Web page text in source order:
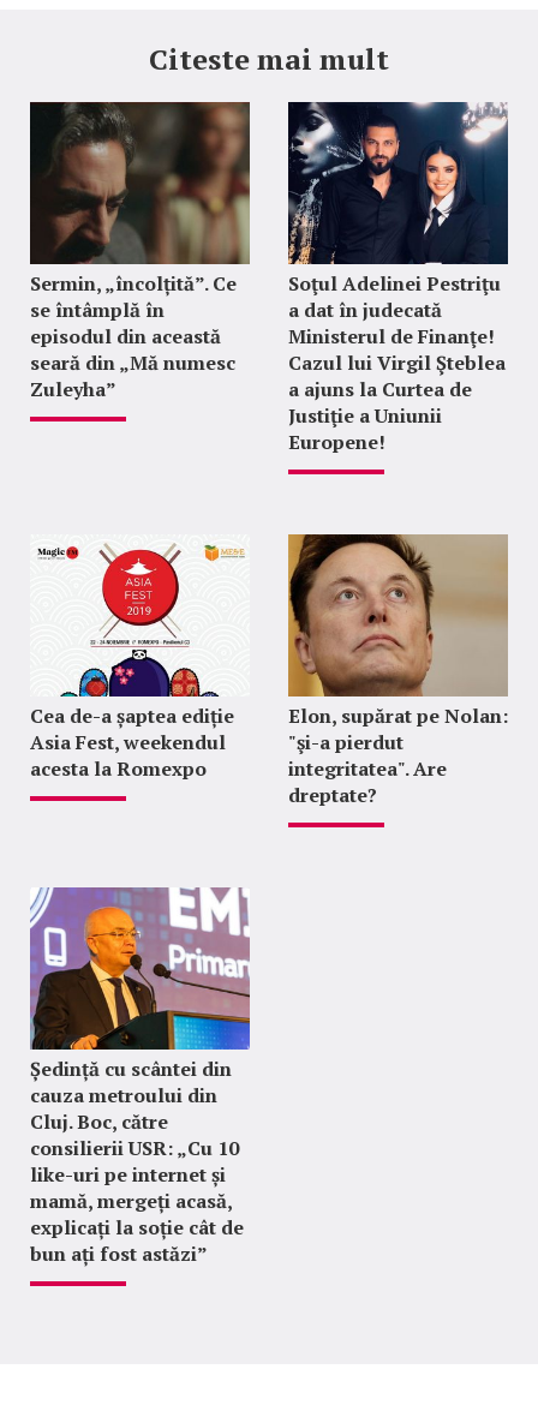
Citeste mai mult
Sermin, „încolțită”. Ce
se întâmplă în
episodul din această
seară din „Mă numesc
Zuleyha”
Soţul Adelinei Pestriţu
a dat în judecată
Ministerul de Finanţe!
Cazul lui Virgil Şteblea
a ajuns la Curtea de
Justiţie a Uniunii
Europene!
Cea de-a șaptea ediție
Asia Fest, weekendul
acesta la Romexpo
Elon, supărat pe Nolan:
"şi-a pierdut
integritatea". Are
dreptate?
Ședință cu scântei din
cauza metroului din
Cluj. Boc, către
consilierii USR: „Cu 10
like-uri pe internet și
mamă, mergeți acasă,
explicați la soție cât de
bun ați fost astăzi”